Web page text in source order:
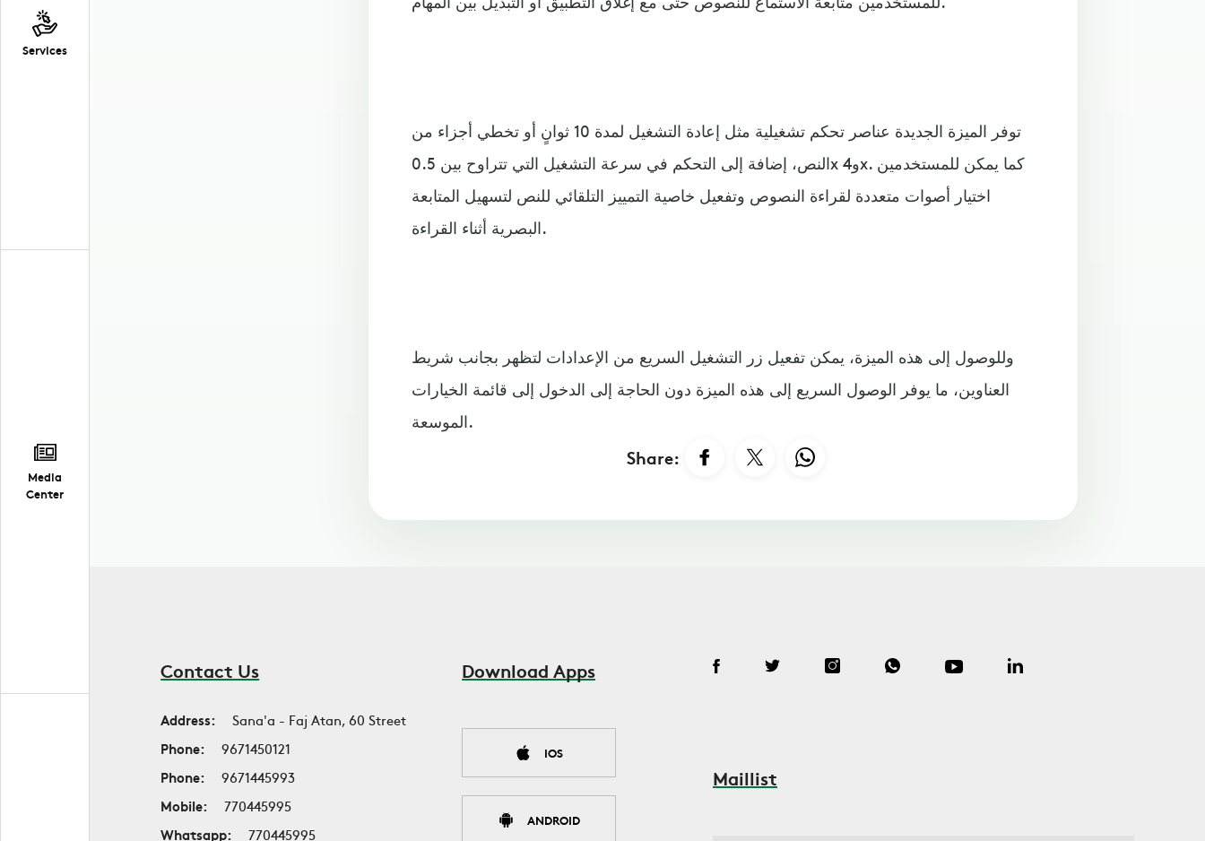
Services
Media
Center
توفر الميزة الجديدة عناصر تحكم تشغيلية مثل إعادة التشغيل لمدة 10 ثوانٍ أو تخطي أجزاء من
النص، إضافة إلى التحكم في سرعة التشغيل التي تتراوح بين 0.5x و4x. كما يمكن للمستخدمين
اختيار أصوات متعددة لقراءة النصوص وتفعيل خاصية التمييز التلقائي للنص لتسهيل المتابعة
البصرية أثناء القراءة.
وللوصول إلى هذه الميزة، يمكن تفعيل زر التشغيل السريع من الإعدادات لتظهر بجانب شريط
العناوين، ما يوفر الوصول السريع إلى هذه الميزة دون الحاجة إلى الدخول إلى قائمة الخيارات
الموسعة.
Share:
Contact Us
Address:
Sana'a - Faj Atan, 60 Street
Phone:
9671450121
Phone:
9671445993
Mobile:
770445995
Whatsapp:
770445995
Download Apps
IOS
ANDROID
Maillist